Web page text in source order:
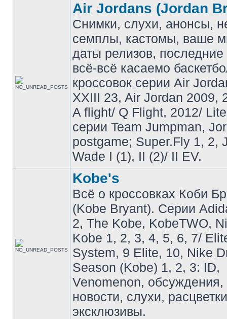
Air Jordans (Jordan
Снимки, слухи, анонсы,
семплы, кастомы, ваше
даты релизов, последние
всё-всё касаемо
кроссовок серии Air
XXIII 23, Air Jordan 2009,
A flight/ Q Flight, 2012/
серии Team Jumpman,
postgame; Super.Fly 1, 2,
Wade I (1), II (2)/ II EV.
Kobe's
Всё о кроссовках Коби
(Kobe Bryant). Серии
2, The Kobe, KobeTWO,
Kobe 1, 2, 3, 4, 5, 6, 7/
System, 9 Elite, 10, Nike
Season (Kobe) 1, 2, 3: ID,
Venomenon,
новости, слухи,
эксклюзивы.